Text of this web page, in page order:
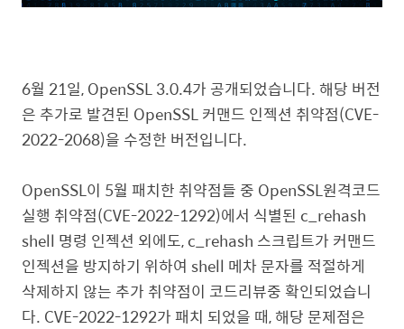
6월 21일, OpenSSL 3.0.4가 공개되었습니다. 해당 버전
은 추가로 발견된 OpenSSL 커맨드 인젝션 취약점(CVE-
2022-2068)을 수정한 버전입니다.
OpenSSL이 5월 패치한 취약점들 중 OpenSSL원격코드
실행 취약점(CVE-2022-1292)에서 식별된 c_rehash
shell 명령 인젝션 외에도, c_rehash 스크립트가 커맨드
인젝션을 방지하기 위하여 shell 메차 문자를 적절하게
삭제하지 않는 추가 취약점이 코드리뷰중 확인되었습니
다. CVE-2022-1292가 패치 되었을 때, 해당 문제점은